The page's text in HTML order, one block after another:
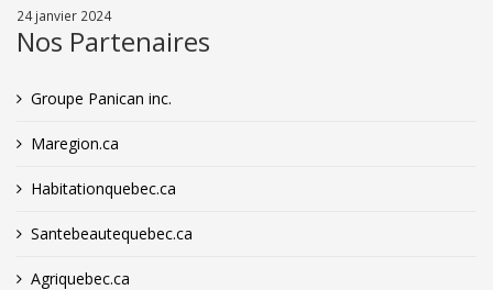
24 janvier 2024
Nos Partenaires
Groupe Panican inc.
Maregion.ca
Habitationquebec.ca
Santebeautequebec.ca
Agriquebec.ca